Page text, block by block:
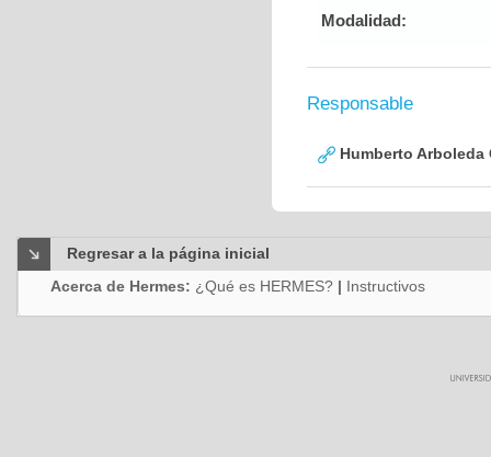
Modalidad:
Responsable
Humberto Arboleda
Regresar a la página inicial
Acerca de Hermes: ¿Qué es HERMES? | Instructivos